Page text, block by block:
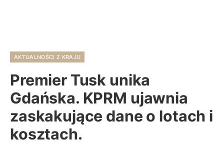
AKTUALNOŚCI Z KRAJU
Premier Tusk unika
Gdańska. KPRM ujawnia
zaskakujące dane o lotach i
kosztach.